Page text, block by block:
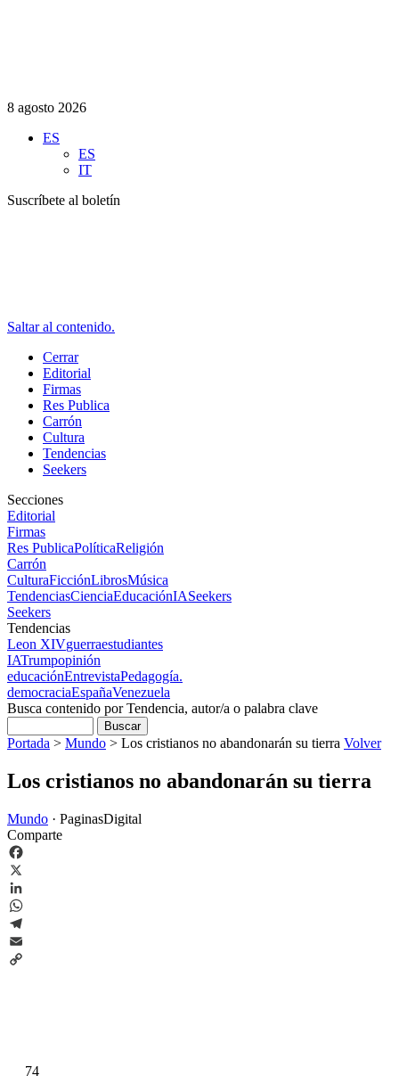
8 agosto 2026
ES
ES
IT
Suscríbete al boletín
Saltar al contenido.
Cerrar
Editorial
Firmas
Res Publica
Carrón
Cultura
Tendencias
Seekers
Secciones
Editorial
Firmas
Res PublicaPolíticaReligión
Carrón
CulturaFicciónLibrosMúsica
TendenciasCienciaEducaciónIASeekers
Seekers
Tendencias
Leon XIVguerraestudiantes
IATrumpopinión
educaciónEntrevistaPedagogía.
democraciaEspañaVenezuela
Busca contenido por Tendencia, autor/a o palabra clave
Portada > Mundo > Los cristianos no abandonarán su tierra Volver
Los cristianos no abandonarán su tierra
Mundo · PaginasDigital
Comparte
Facebook
X
LinkedIn
WhatsApp
Telegram
Email
74